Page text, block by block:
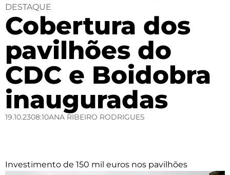
DESTAQUE
Cobertura dos
pavilhões do
CDC e Boidobra
inauguradas
19.10.2308:10ANA RIBEIRO RODRIGUES
Investimento de 150 mil euros nos pavilhões